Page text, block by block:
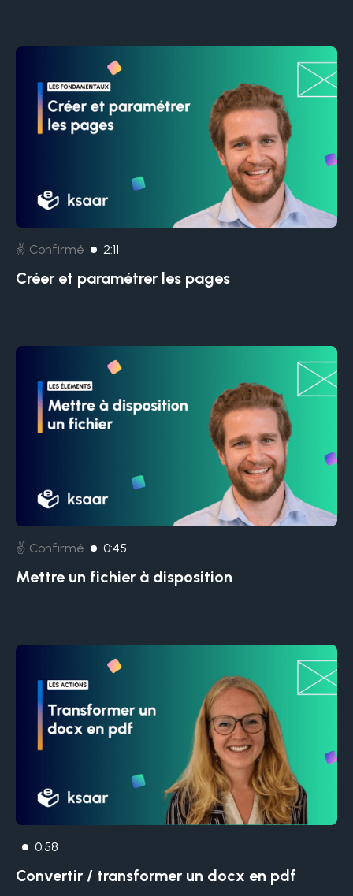
✌️ Confirmé 2:11
Créer et paramétrer les pages
✌️ Confirmé 0:45
Mettre un fichier à disposition
0:58
Convertir / transformer un docx en pdf